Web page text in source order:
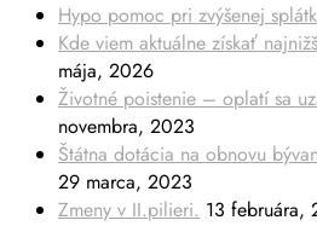
Hypo pomoc pri zvýšenej
Kde viem aktuálne získať
mája, 2026
Životné poistenie – oplatí sa
novembra, 2023
Štátna dotácia na obnovu
29 marca, 2023
Zmeny v II.pilieri. 13 februára,